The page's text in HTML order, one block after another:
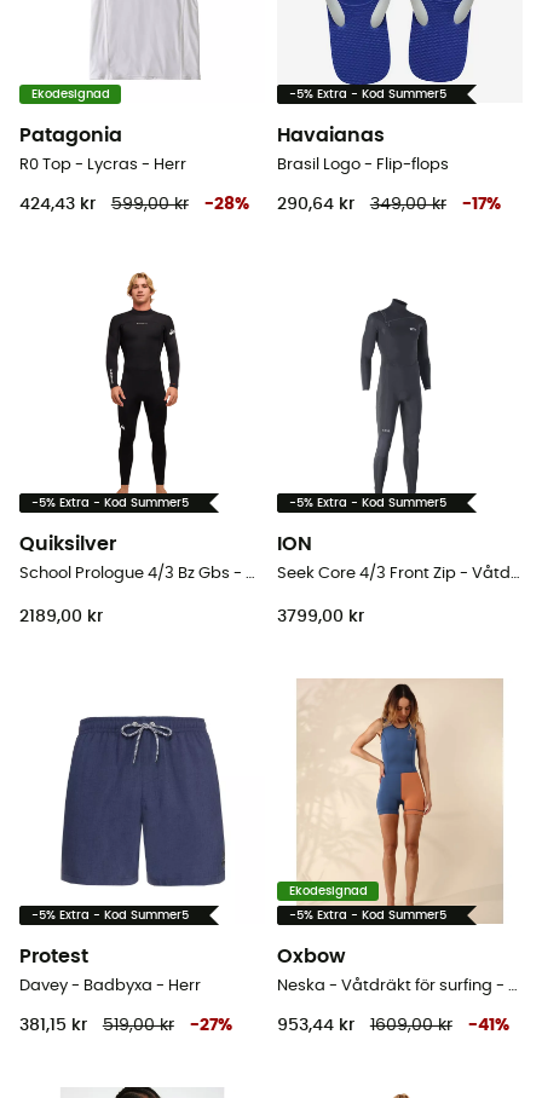
Ekodesignad
Patagonia
R0 Top - Lycras - Herr
424,43 kr 599,00 kr -28%
-5% Extra - Kod Summer5
Havaianas
Brasil Logo - Flip-flops
290,64 kr 349,00 kr -17%
-5% Extra - Kod Summer5
Quiksilver
School Prologue 4/3 Bz Gbs - Våtdräkt för surfing - Herr
2189,00 kr
-5% Extra - Kod Summer5
ION
Seek Core 4/3 Front Zip - Våtdräkt för surfing - Herr
3799,00 kr
-5% Extra - Kod Summer5
Protest
Davey - Badbyxa - Herr
381,15 kr 519,00 kr -27%
Ekodesignad
-5% Extra - Kod Summer5
Oxbow
Neska - Våtdräkt för surfing - Dam
953,44 kr 1609,00 kr -41 %